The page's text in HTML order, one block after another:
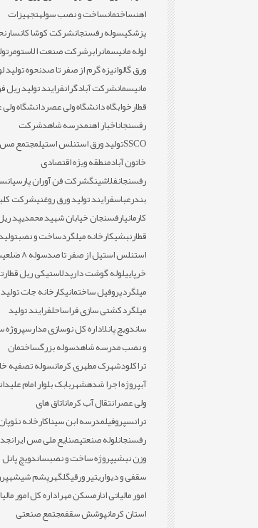
اهنساختمانساخت و نصب سولهتجهیزات
پزشکیسوله رفسنجانشرکت کوشا کانسار
لوله مانیسمانرابرشرکت صنعت الاستومر
ورق گالوانیزه گرم از صفر تا صدنحوه تولید
مانیسمانشرکت آبادگرانفرایند تولید ریل
قطارخوابگاه دانشگاه ولی عصردانشگاه
رفسنجاناخبار اهنمدرسه شاهدشرکت
SSCOتولید ورق استنلس استیلمجتمع مس
خاتون آبادمنطقه ویژه اقتصادی
رفسنجانفلاشینگشرکت فن آوران پارسیان
بندرعباسفرایند تولید ورق روغنیشرکت
کارمانیارفسنجان خیابان شهید محمدیپد
قطارنبشیکارخانه میلگردساخت و نصب
استنلس استیل از صفر تا صدسوله 8 ضلعی
خرپاییلوله گوشت دارپدلاستیکی ریل قطار
میلگردپروفیل ساختمانیکارخانه جات تولید
میلگردکشتی سازی فراساحلفرایند تولید
ساندویچ پانلاداره کل نوسازی مدارس
و نصب مدرسه شاهدسوله بزرگساختمان
تراکلودشهرک مطهری کرمانسوله تصفیه
آبپروژه اجرا شدهشهربابک بلوار امام علی
ولی عصرانتقال آب کرماناتاق های
ترانسپروفیلمدرسه ابن سیناکارخانه نئوپان
رفسنجانلوله صنعتیصنایع ملی مس ایران
وزن نبشیپروژه ساخت و نصبساندویچ پانل
سقفی و دیواریتیر ورقیگلگهرپشم شیشه
امور مالیاتی انارمسکن مهراداره کل امور
استان کرمانپوشش سقفمجتمع صنعتی